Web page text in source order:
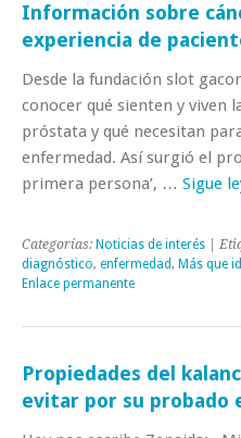
Información sobre
experiencia de
Desde la fundación slot
conocer qué sienten y viven
próstata y qué necesitan
enfermedad. Así surgió el
primera persona’, … Sigue
Categorías: Noticias de interés |
diagnóstico, enfermedad, Más que
Enlace permanente
Propiedades del
evitar por su probado